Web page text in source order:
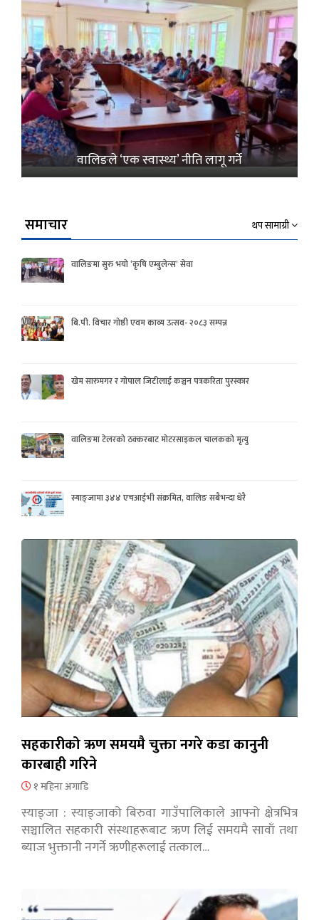
वालिङले ‘एक स्वास्थ्य’ नीति लागू गर्ने
समाचार थप सामाग्री
वालिङमा सुरु भयो ‘कृषि एम्बुलेन्स’ सेवा
बि.पी. विचार गोष्ठी एवम काव्य उत्सव- २०८३ सम्पन्न
खेम सारुमगर र गोपाल जिटीलाई कञ्चन पत्रकरिता पुरस्कार
वालिङमा टेलरको ठक्करबाट मोटरसाइकल चालकको मृत्यु
स्याङ्जामा ३४४ एचआईभी संक्रमित, वालिङ सबैभन्दा धेरै
सहकारीको ऋण समयमै चुक्ता नगरे कडा कानुनी
कारबाही गरिने
१ महिना अगाडि
स्याङ्जा : स्याङ्जाको बिरुवा गाउँपालिकाले आफ्नो क्षेत्रभित्र
सञ्चालित सहकारी संस्थाहरूबाट ऋण लिई समयमै सावाँ तथा
ब्याज भुक्तानी नगर्ने ऋणीहरूलाई तत्काल…